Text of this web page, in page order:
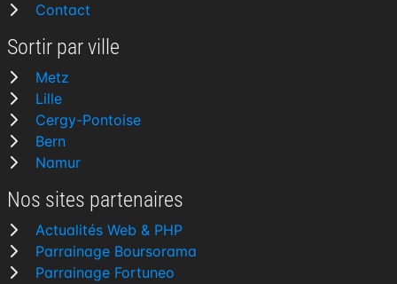
Contact
Sortir par ville
Metz
Lille
Cergy-Pontoise
Bern
Namur
Nos sites partenaires
Actualités Web & PHP
Parrainage Boursorama
Parrainage Fortuneo